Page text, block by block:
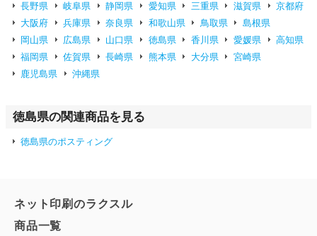
長野県
岐阜県 静岡県 愛知県 三重県 滋賀県
京都府
大阪府
兵庫県 奈良県 和歌山県 鳥取県
島根県
岡山県
広島県 山口県 徳島県 香川県 愛媛県
高知県
福岡県
佐賀県 長崎県 熊本県 大分県
宮崎県
鹿児島県
沖縄県
徳島県の関連商品を見る
徳島県のポスティング
ネット印刷のラクスル
商品一覧